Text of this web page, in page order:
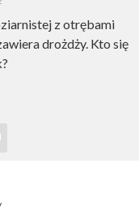
z otrębami
drożdży. Kto się